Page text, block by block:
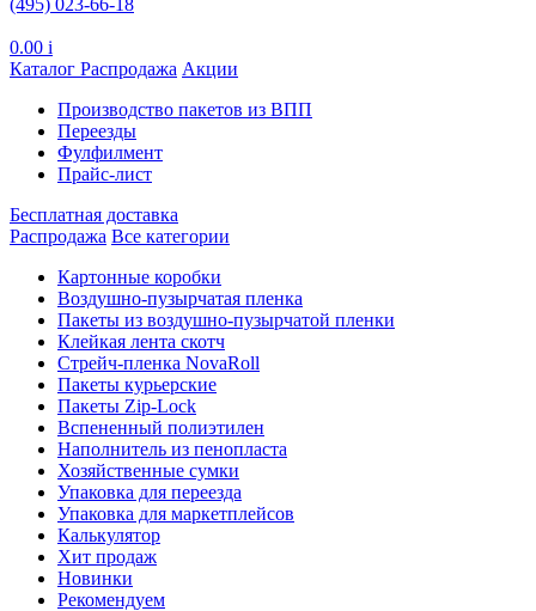
(495) 023-66-18
0.00 i
Каталог Распродажа Акции
Производство пакетов из ВПП
Переезды
Фулфилмент
Прайс-лист
Бесплатная доставка
Распродажа Все категории
Картонные коробки
Воздушно-пузырчатая пленка
Пакеты из воздушно-пузырчатой пленки
Клейкая лента скотч
Стрейч-пленка NovaRoll
Пакеты курьерские
Пакеты Zip-Lock
Вспененный полиэтилен
Наполнитель из пенопласта
Хозяйственные сумки
Упаковка для переезда
Упаковка для маркетплейсов
Калькулятор
Хит продаж
Новинки
Рекомендуем